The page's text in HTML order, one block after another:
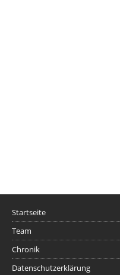
Startseite
Team
Chronik
Datenschutzerklärung